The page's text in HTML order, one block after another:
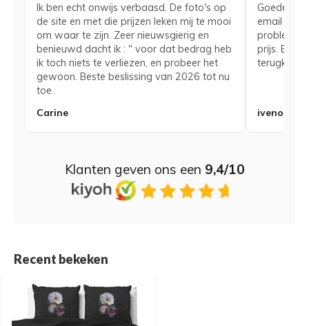
Ik ben echt onwijs verbaasd. De foto's op
de site en met die prijzen leken mij te mooi
om waar te zijn. Zeer nieuwsgierig en
benieuwd dacht ik : " voor dat bedrag heb
ik toch niets te verliezen, en probeer het
gewoon. Beste beslissing van 2026 tot nu
toe.
Carine
Goede
email voor
probleem
prijs. Bij
iveno
Klanten geven ons een 9,4/10
Recent bekeken